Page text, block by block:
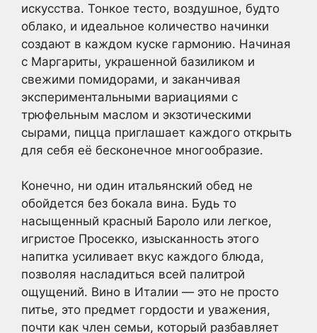
искусства. Тонкое тесто, воздушное, будто
облако, и идеальное количество начинки
создают в каждом куске гармонию. Начиная
с Маргариты, украшенной базиликом и
свежими помидорами, и заканчивая
экспериментальными вариациями с
трюфельным маслом и экзотическими
сырами, пицца приглашает каждого открыть
для себя её бесконечное многообразие.
Конечно, ни один итальянский обед не
обойдется без бокала вина. Будь то
насыщенный красный Бароло или легкое,
игристое Просекко, изысканность этого
напитка усиливает вкус каждого блюда,
позволяя насладиться всей палитрой
ощущений. Вино в Италии — это не просто
питье, это предмет гордости и уважения,
почти как член семьи, который разбавляет